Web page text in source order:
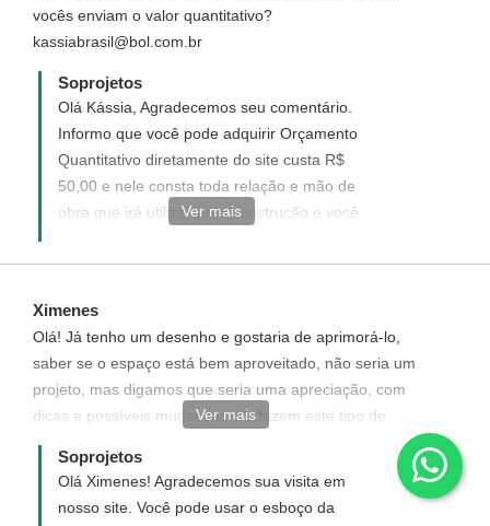
vocês enviam o valor quantitativo?
kassiabrasil@bol.com.br
Soprojetos
Olá Kássia, Agradecemos seu comentário.
Informo que você pode adquirir Orçamento
Quantitativo diretamente do site custa R$
50,00 e nele consta toda relação e mão de
obra que irá utilizar para construção e você
cidade.
Ver mais
Ximenes
Olá! Já tenho um desenho e gostaria de aprimorá-lo,
saber se o espaço está bem aproveitado, não seria um
projeto, mas digamos que seria uma apreciação, com
dicas e possíveis mudanças. Vc fazem este tipo de
avaliação?
Ver mais
Soprojetos
Olá Ximenes! Agradecemos sua visita em
nosso site. Você pode usar o esboço da